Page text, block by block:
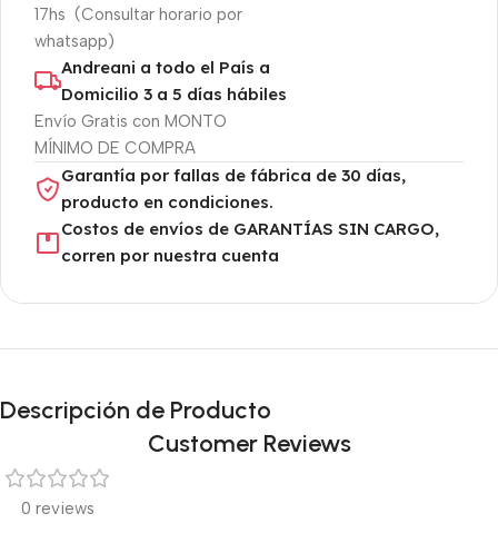
17hs (Consultar horario por
whatsapp)
Andreani a todo el País a
Domicilio 3 a 5 días hábiles
Envío Gratis con MONTO
MÍNIMO DE COMPRA
Garantía por fallas de fábrica de 30 días,
producto en condiciones.
Costos de envíos de GARANTÍAS SIN CARGO,
corren por nuestra cuenta
Descripción de Producto
Customer Reviews
0 reviews